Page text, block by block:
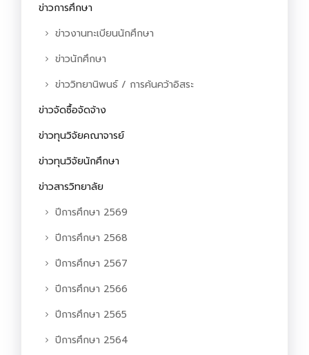
ข่าวการศึกษา
ข่าวงานทะเบียนนักศึกษา
ข่าวนักศึกษา
ข่าววิทยานิพนธ์ / การค้นคว้าอิสระ
ข่าวจัดซื้อจัดจ้าง
ข่าวทุนวิจัยคณาจารย์
ข่าวทุนวิจัยนักศึกษา
ข่าวสารวิทยาลัย
ปีการศึกษา 2569
ปีการศึกษา 2568
ปีการศึกษา 2567
ปีการศึกษา 2566
ปีการศึกษา 2565
ปีการศึกษา 2564